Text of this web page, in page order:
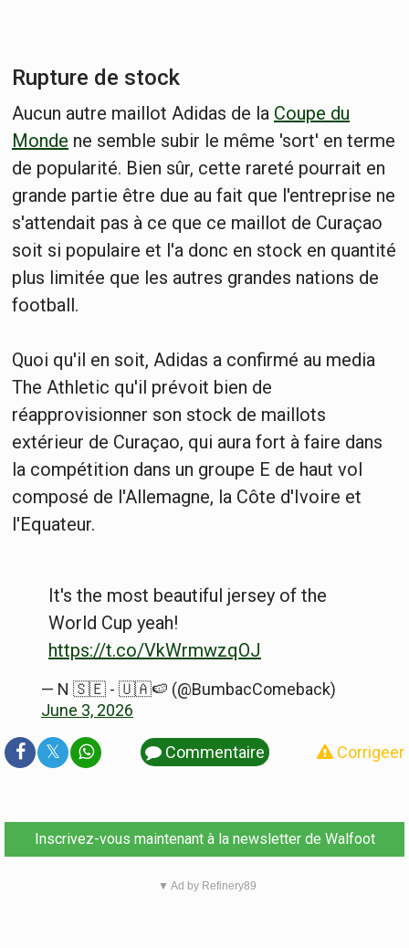
Rupture de stock
Aucun autre maillot Adidas de la Coupe du
Monde ne semble subir le même 'sort' en terme
de popularité. Bien sûr, cette rareté pourrait en
grande partie être due au fait que l'entreprise ne
s'attendait pas à ce que ce maillot de Curaçao
soit si populaire et l'a donc en stock en quantité
plus limitée que les autres grandes nations de
football.
Quoi qu'il en soit, Adidas a confirmé au media
The Athletic qu'il prévoit bien de
réapprovisionner son stock de maillots
extérieur de Curaçao, qui aura fort à faire dans
la compétition dans un groupe E de haut vol
composé de l'Allemagne, la Côte d'Ivoire et
l'Equateur.
It's the most beautiful jersey of the
World Cup yeah!
https://t.co/VkWrmwzqOJ
— N 🇸🇪 - 🇺🇦🍉 (@BumbacComeback)
June 3, 2026
𝕏 Commentaire Corrigeer
Inscrivez-vous maintenant à la newsletter de Walfoot
▼ Ad by Refinery89